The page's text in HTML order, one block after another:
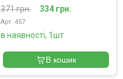
371 грн.
334 грн.
Арт. 457
в наявності, 1шт
В кошик